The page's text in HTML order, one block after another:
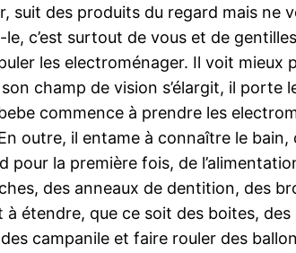
suit des produits du regard mais ne
c’est surtout de vous et de
les electroménager. Il voit
champ de vision s’élargit, il
commence à prendre les
outre, il entame à connaître le bain,
pour la première fois, de
des anneaux de dentition, des
à étendre, que ce soit des boites,
campanile et faire rouler des